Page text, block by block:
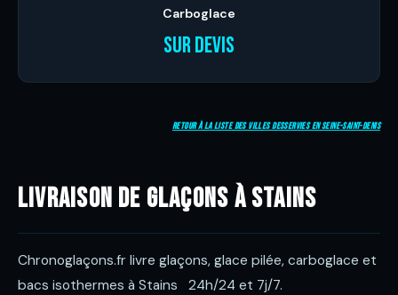
Carboglace
Sur devis
Retour à la liste des villes desservies en Seine-Saint-Denis
Livraison de glaçons à Stains
Chronoglaçons.fr livre glaçons, glace pilée, carboglace et
bacs isothermes à Stains 24h/24 et 7j/7.